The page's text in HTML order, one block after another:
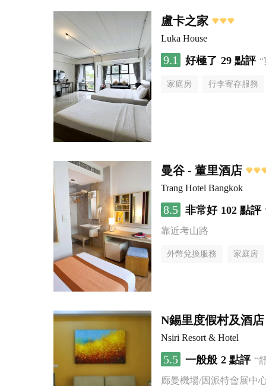
盧卡之家
Luka House
9.1 好極了 29 點評
家庭房 行李寄存服務
曼谷 - 董里酒店
Trang Hotel Bangkok
8.5 非常好 102 點評
靠近考山路
外幣兌換服務 家庭房
N錫里度假村及酒店
Nsiri Resort & Hotel
5.5 一般般 2 點評 “
廊曼機場/因派特會展中